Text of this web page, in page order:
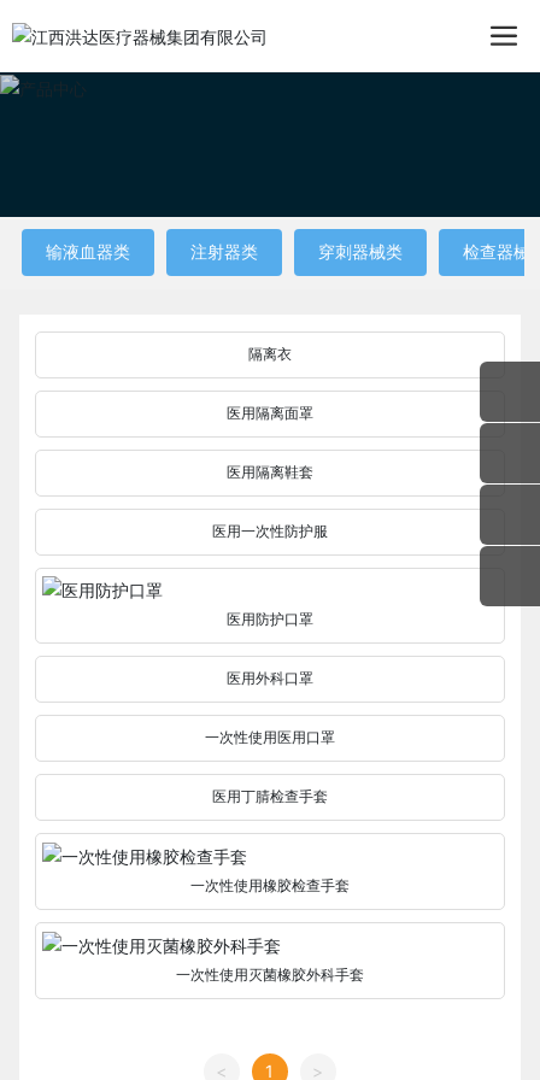
输液血器类 注射器类 穿刺器械类 检查器械
隔离衣
医用隔离面罩
医用隔离鞋套
医用一次性防护服
医用防护口罩
医用外科口罩
一次性使用医用口罩
医用丁腈检查手套
一次性使用橡胶检查手套
一次性使用灭菌橡胶外科手套
< 1 >